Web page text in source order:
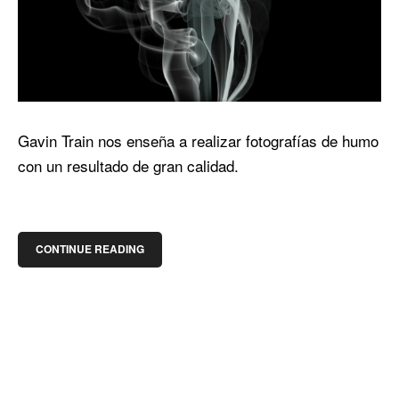
Gavin Train nos enseña a realizar fotografías de humo
con un resultado de gran calidad.
CONTINUE READING